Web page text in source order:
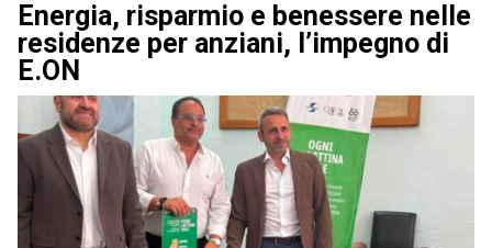
Energia, risparmio e benessere nelle
residenze per anziani, l’impegno di
E.ON